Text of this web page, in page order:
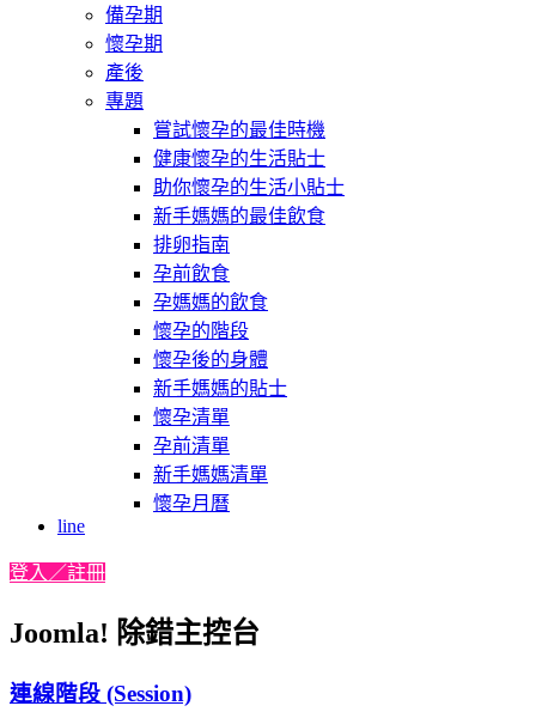
備孕期
懷孕期
產後
專題
嘗試懷孕的最佳時機
健康懷孕的生活貼士
助你懷孕的生活小貼士
新手媽媽的最佳飲食
排卵指南
孕前飲食
孕媽媽的飲食
懷孕的階段
懷孕後的身體
新手媽媽的貼士
懷孕清單
孕前清單
新手媽媽清單
懷孕月曆
line
登入／註冊
Joomla! 除錯主控台
連線階段 (Session)